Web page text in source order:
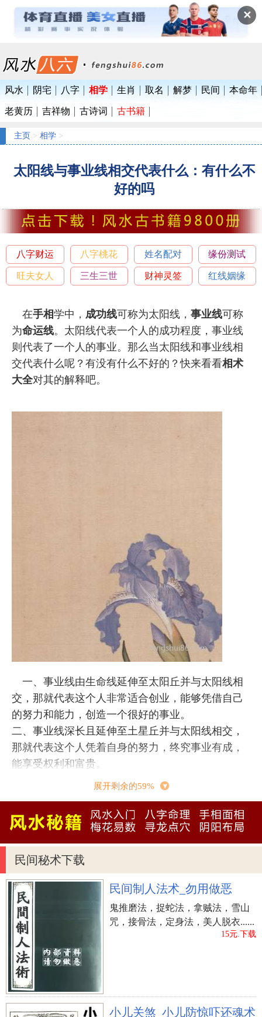
✕
风水 阴宅 八字 相学 生肖 取名 解梦 民间 本命年
老黄历 吉祥物 古诗词 古书籍
主页 > 相学 >
太阳线与事业线相交代表什么：有什么不
好的吗
八字财运 八字桃花 姓名配对 缘份测试
旺夫女人 三生三世 财神灵签 红线姻缘
在手相学中， 成功线可称为太阳线， 事业线可称
为命运线。太阳线代表一个人的成功程度，事业线
则代表了一个人的事业。那么当太阳线和事业线相
交代表什么呢？有没有什么不好的？快来看看相术
大全对其的解释吧。
一、事业线由生命线延伸至太阳丘并与太阳线相
交，那就代表这个人非常适合创业，能够凭借自己
的努力和能力，创造一个很好的事业。
二、事业线深长且延伸至土星丘并与太阳线相交，
那就代表这个人凭着自身的努力，终究事业有成，
能享受权利和富贵。
三、事业线由月丘延伸到木星丘与太阳线相交，那
更上一层楼。
四、事业线由月丘延伸至土星丘，并与太阳线相
交，那就代表这个人一生成败变幻无常，很难独立
创业。但有特殊才能，对异性有吸引力，适合社会
活动工作，往往早婚，得到配偶的庇护。
五、事业线延长到感情线并与太阳线相交，那就代
表这个人会因为感情问题或者情欲上的纷扰，从而
影响到自己的事业运程。
一个人的事业线和太阳线纹路如果都很出色，这
种手相体现了个人在工作中不仅运势出色，能够有
着非常多的机遇可以利用，而且个人的工作能力也
是相当杰出，代表着他们能够在工作中努力付出最
展开剩余的59%
民间秘术下载
民间制人法术_勿用做恶
鬼推磨法，捉蛇法，拿贼法，雪山
咒，接骨法，定身法，美人脱衣......
15元.下载
小儿关煞_小儿防惊吓还魂术